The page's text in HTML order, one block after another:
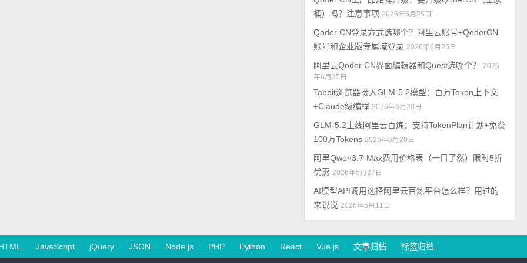
桶）吗？注意事项 2026年6月25日
Qoder CN登录方式选哪个？阿里云账号+QoderCN
账号和企业版专属域登录 2026年6月25日
阿里云Qoder CN界面编辑器和Quest选哪个？
2026
年6月25日
Tabbit浏览器接入GLM-5.2模型：百万Token上下文
+Claude级编程 2026年6月20日
GLM-5.2上线阿里云百炼：支持TokenPlan计划+免费
100万Tokens 2026年6月20日
阿里Qwen3.7-Max费用价格表（一目了然）限时5折
优惠 2026年5月27日
AI模型API调用选择阿里云百炼平台怎么样？用过的
来说说 2026年5月11日
JavaScript jQuery JSON Node.js PHP Python React Vue.js 文章归档 标签归档